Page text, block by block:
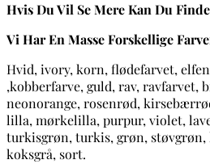
Hvis Du Vil Se Mere Kan Du
Vi Har En Masse Forskellige
Hvid, ivory, korn, flødefarvet,
,kobberfarve, guld, rav, ravfarvet,
neonorange, rosenrød,
lilla, mørkelilla, purpur, violet,
turkisgrøn, turkis, grøn, støvgrøn,
koksgrå, sort.